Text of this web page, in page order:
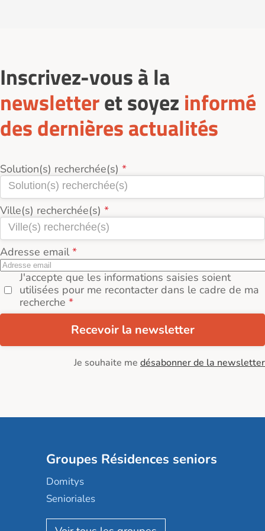
Inscrivez-vous à la
newsletteret soyez informé
des dernières actualités
Solution(s) recherchée(s)
Ville(s) recherchée(s)
Adresse email
J'accepte que les informations saisies soient
utilisées pour me recontacter dans le cadre de ma
recherche
Recevoir la newsletter
Je souhaite me désabonner de la newsletter
Groupes Résidences seniors
Domitys
Senioriales
Nohée